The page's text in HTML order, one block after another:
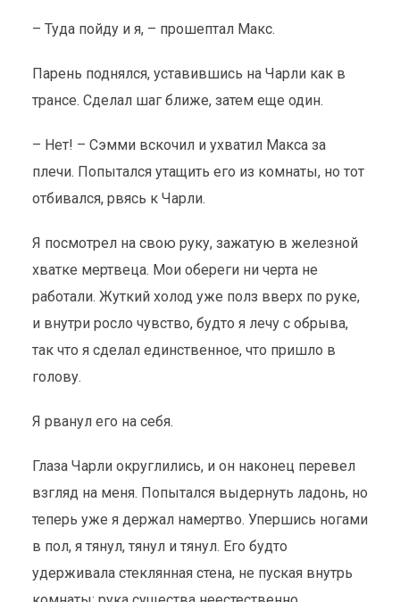
– Туда пойду и я, – прошептал Макс.
Парень поднялся, уставившись на Чарли как в
трансе. Сделал шаг ближе, затем еще один.
– Нет! – Сэмми вскочил и ухватил Макса за
плечи. Попытался утащить его из комнаты, но тот
отбивался, рвясь к Чарли.
Я посмотрел на свою руку, зажатую в железной
хватке мертвеца. Мои обереги ни черта не
работали. Жуткий холод уже полз вверх по руке,
и внутри росло чувство, будто я лечу с обрыва,
так что я сделал единственное, что пришло в
голову.
Я рванул его на себя.
Глаза Чарли округлились, и он наконец перевел
взгляд на меня. Попытался выдернуть ладонь, но
теперь уже я держал намертво. Упершись ногами
в пол, я тянул, тянул и тянул. Его будто
удерживала стеклянная стена, не пуская внутрь